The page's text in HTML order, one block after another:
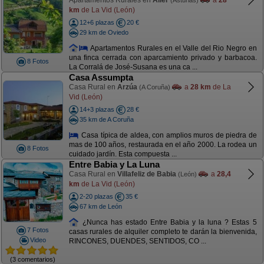
8 Fotos
km de La Vid (León)
12+6 plazas
20 €
29 km de Oviedo
Apartamentos Rurales en el Valle del Rio Negro en
una finca cerrada con aparcamiento privado y barbacoa.
La Corralá de José-Susana es una ca ...
8 Fotos
Casa Assumpta
Casa Rural en Arzúa (A Coruña) a 28 km de La
Vid (León)
14+3 plazas
28 €
35 km de A Coruña
Casa típica de aldea, con amplios muros de piedra de
mas de 100 años, restaurada en el año 2000. La rodea un
cuidado jardín. Esta compuesta ...
7 Fotos
Video
(3 comentarios)
Entre Babia y La Luna
Casa Rural en Villafeliz de Babia (León) a 28,4
km de La Vid (León)
2-20 plazas
35 €
67 km de León
¿Nunca has estado Entre Babia y la luna ? Estas 5
casas rurales de alquiler completo te darán la bienvenida,
RINCONES, DUENDES, SENTIDOS, CO ...